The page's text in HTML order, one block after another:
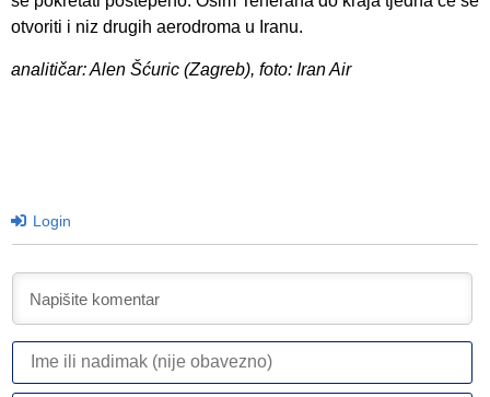
otvoriti i niz drugih aerodroma u Iranu.
analitičar: Alen Šćuric (Zagreb), foto: Iran Air
Login